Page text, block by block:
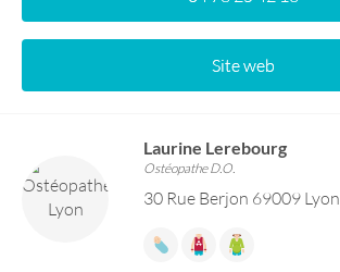
Site web
Laurine Lerebourg
Ostéopathe D.O.
30 Rue Berjon 69009 Lyon